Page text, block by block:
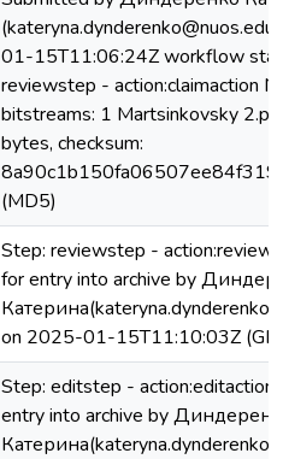
01-15T11:06:24Z workflow
reviewstep - action:claimaction
bitstreams: 1 Martsinkovsky
bytes, checksum:
(MD5)
Step: reviewstep -
for entry into archive by
on 2025-01-15T11:10:03Z
Step: editstep - action:editaction
entry into archive by